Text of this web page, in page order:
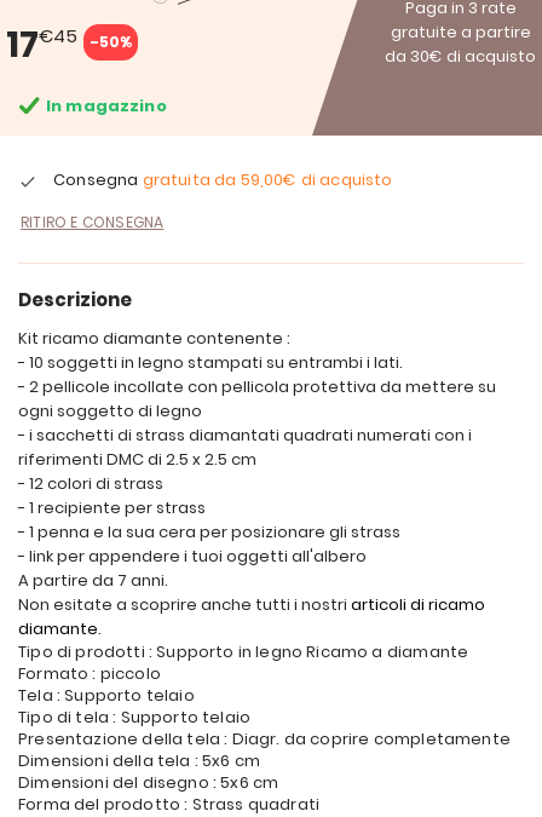
17€45 -50%
Paga in 3 rate
gratuite a partire
da 30€ di acquisto
In magazzino
Consegna gratuita da 59,00€ di acquisto
RITIRO E CONSEGNA
Descrizione
Kit ricamo diamante contenente :
- 10 soggetti in legno stampati su entrambi i lati.
- 2 pellicole incollate con pellicola protettiva da mettere su
ogni soggetto di legno
- i sacchetti di strass diamantati quadrati numerati con i
riferimenti DMC di 2.5 x 2.5 cm
- 12 colori di strass
- 1 recipiente per strass
- 1 penna e la sua cera per posizionare gli strass
- link per appendere i tuoi oggetti all'albero
A partire da 7 anni.
Non esitate a scoprire anche tutti i nostri articoli di ricamo
diamante.
Tipo di prodotti : Supporto in legno Ricamo a diamante
Formato : piccolo
Tela : Supporto telaio
Tipo di tela : Supporto telaio
Presentazione della tela : Diagr. da coprire completamente
Dimensioni della tela : 5x6 cm
Dimensioni del disegno : 5x6 cm
Forma del prodotto : Strass quadrati